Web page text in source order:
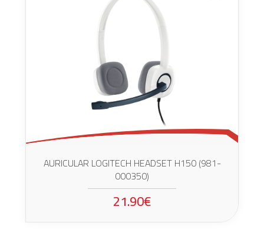
AURICULAR LOGITECH HEADSET H150 (981-
000350)
21.90€